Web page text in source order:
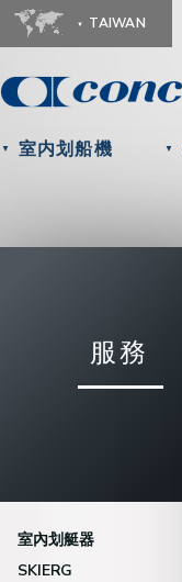
TAIWAN
▼ 室内划船機 ▼
服務
室內划艇器
SKIERG